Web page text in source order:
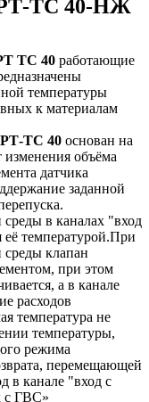
РТ-ТС 40-НЖ
ТС 40 работающие
температуры
к материалам
РТ-ТС 40 основан на
объёма
датчика
заданной
в каналах "вход
температурой.При
клапан
при этом
а в канале
расходов
температура не
температуры,
режима
перемещающей
в канале "вход с
с ГВС»